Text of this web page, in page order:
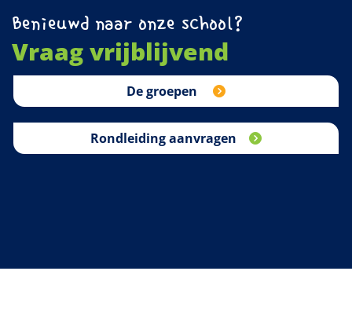
Benieuwd naar onze school?
Vraag vrijblijvend
De groepen
Rondleiding aanvragen